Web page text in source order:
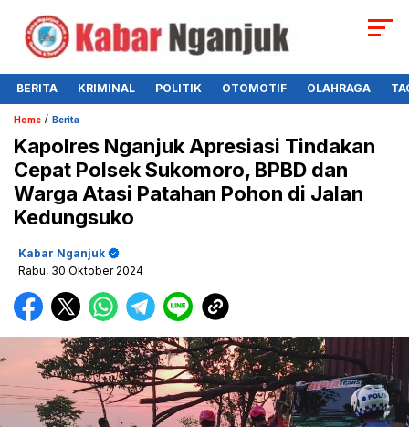
BERITA KRIMINAL POLITIK OTOMOTIF OLAHRAGA
Home / Berita
Kapolres Nganjuk Apresiasi Tindakan
Cepat Polsek Sukomoro, BPBD dan
Warga Atasi Patahan Pohon di Jalan
Kedungsuko
Kabar Nganjuk
Rabu, 30 Oktober 2024